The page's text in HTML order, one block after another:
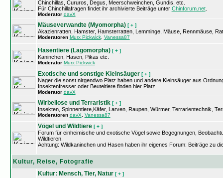
Chinchillas, Cururos, Degus, Meerschweinchen, Gundis, etc.
Für Chinchillafragen findet ihr archivierte Beiträge unter Chinforum.net.
Moderator davX
Mäuseverwandte (Myomorpha) [ + ]
Akazienratten, Hamster, Hamsterratten, Lemminge, Mäuse, Rennmäuse,
Moderatoren Murx Pickwick, Vanessa87
Hasentiere (Lagomorpha) [ + ]
Kaninchen, Hasen, Pikas etc.
Moderator Murx Pickwick
Exotische und sonstige Kleinsäuger [ + ]
Nager die sonst nirgendwo Platz haben und andere Kleinsäuger aus
Insektenfresser oder Beuteltiere finden hier Platz.
Moderator davX
Wirbellose und Terraristik [ + ]
Insekten, Spinnentiere,Käfer, Larven, Raupen, Würmer, Terrarientechnik,
Moderatoren davX Vanessa87
Vögel und Wildtiere [ + ]
Forum für einheimische und exotische Vögel sowie Begegnungen,
Wildtieren.
Achtung: Wildkaninchen und Hasen haben ihr eigenes Forum: Beiträge zu
Kultur, Reise, Fotografie
Kultur: Mensch, Tier, Natur [ + ]